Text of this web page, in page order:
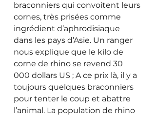
braconniers qui convoitent leurs
cornes, très prisées comme
ingrédient d’aphrodisiaque
dans les pays d’Asie. Un ranger
nous explique que le kilo de
corne de rhino se revend 30
000 dollars US ; A ce prix là, il y a
toujours quelques braconniers
pour tenter le coup et abattre
l’animal. La population de rhino